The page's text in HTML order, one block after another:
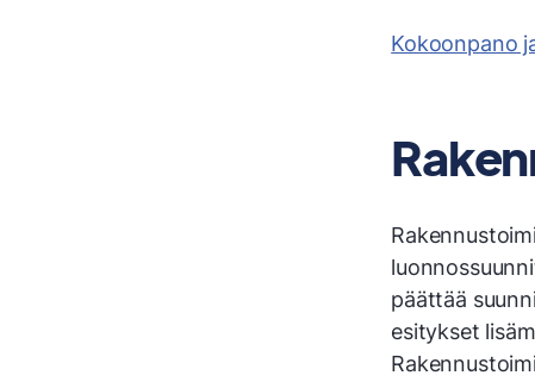
Kokoonpano
päättää
esitykset